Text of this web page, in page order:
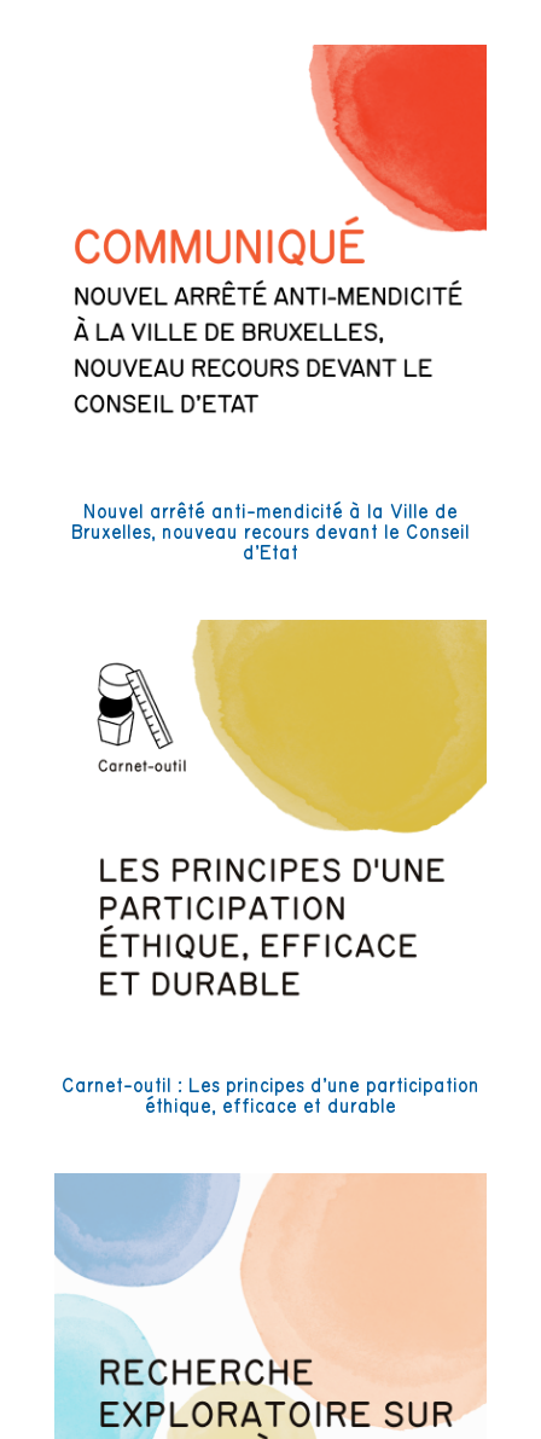
Nouvel arrêté anti-mendicité à la Ville de
Bruxelles, nouveau recours devant le Conseil
d’Etat
Carnet-outil : Les principes d’une participation
éthique, efficace et durable